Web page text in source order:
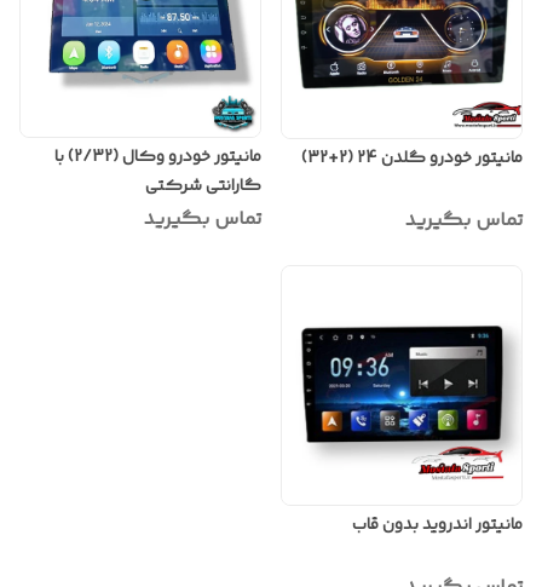
مانیتور خودرو گلدن 24 (2+32)
تماس بگیرید
مانیتور خودرو وکال (2/32) با
گارانتی شرکتی
تماس بگیرید
مانیتور اندروید بدون قاب